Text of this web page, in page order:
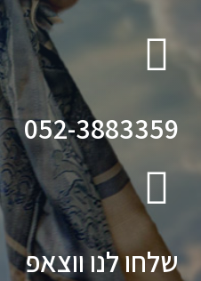
052-3883359
שלחו לנו ווצאפ